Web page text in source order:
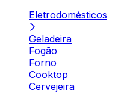
Eletrodomésticos
Geladeira
Fogão
Forno
Cooktop
Cervejeira